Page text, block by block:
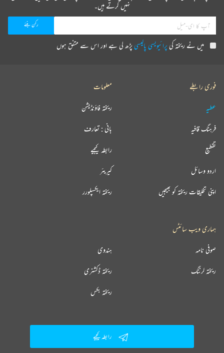
نہیں کرتے ہیں۔
میں نے ریختہ کیپرائیویسی پالیسیپڑھ لی ہے اور اس سے متفق ہوں
فوری رابطے
عطیہ
فرہنگ قافیہ
تقطیع
اردو وسائل
اپنی تخلیقات ریختہ کو بھیجیں
معلومات
ریختہ فاؤنڈیشن
بانی : تعارف
رابطہ کیجیے
کیریئر
ریختہ ایکسپلورر
ہماری ویب سائٹس
ہندوی صوفی نامہ
ریختہ ڈکشنری ریختہ لرننگ
ریختہ بکس
رابطہ کیجیے